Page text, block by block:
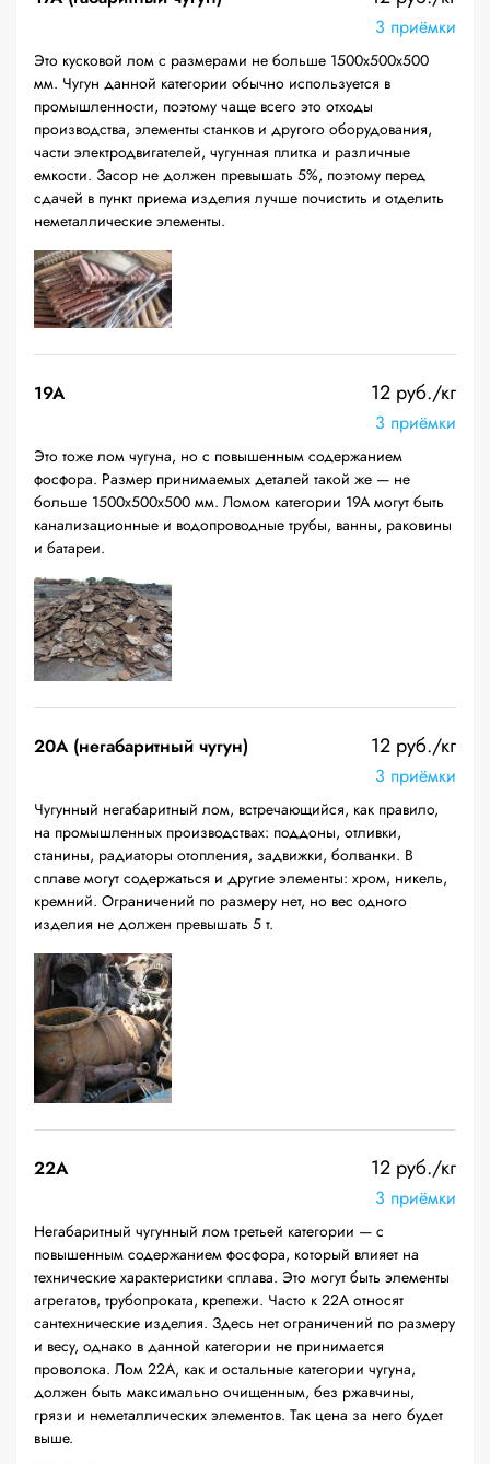
3 приёмки
Это кусковой лом с размерами не больше 1500х500х500
мм. Чугун данной категории обычно используется в
промышленности, поэтому чаще всего это отходы
производства, элементы станков и другого оборудования,
части электродвигателей, чугунная плитка и различные
емкости. Засор не должен превышать 5%, поэтому перед
сдачей в пункт приема изделия лучше почистить и отделить
неметаллические элементы.
19A 12 руб./кг
3 приёмки
Это тоже лом чугуна, но с повышенным содержанием
фосфора. Размер принимаемых деталей такой же — не
больше 1500х500х500 мм. Ломом категории 19А могут быть
канализационные и водопроводные трубы, ванны, раковины
и батареи.
20A (негабаритный чугун) 12 руб./кг
3 приёмки
Чугунный негабаритный лом, встречающийся, как правило,
на промышленных производствах: поддоны, отливки,
станины, радиаторы отопления, задвижки, болванки. В
сплаве могут содержаться и другие элементы: хром, никель,
кремний. Ограничений по размеру нет, но вес одного
изделия не должен превышать 5 т.
22A 12 руб./кг
3 приёмки
Негабаритный чугунный лом третьей категории — с
повышенным содержанием фосфора, который влияет на
технические характеристики сплава. Это могут быть элементы
агрегатов, трубопроката, крепежи. Часто к 22А относят
сантехнические изделия. Здесь нет ограничений по размеру
и весу, однако в данной категории не принимается
проволока. Лом 22А, как и остальные категории чугуна,
должен быть максимально очищенным, без ржавчины,
грязи и неметаллических элементов. Так цена за него будет
выше.